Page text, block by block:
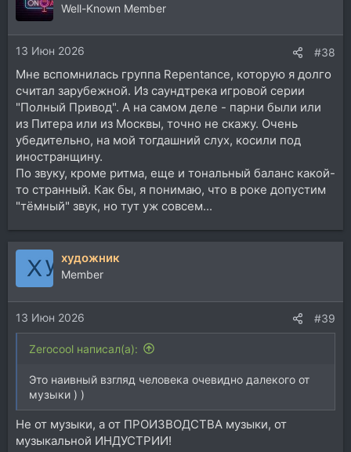
и
и
:
Well-Known Member
13 Июн 2026 #38
Мне вспомнилась группа Repentance, которую я долго
считал зарубежной. Из саундтрека игровой серии
"Полный Привод". А на самом деле - парни были или
из Питера или из Москвы, точно не скажу. Очень
убедительно, на мой тогдашний слух, косили под
иностранщину.
По звуку, кроме ритма, еще и тональный баланс какой-
то странный. Как бы, я понимаю, что в роке допустим
"тёмный" звук, но тут уж совсем...
художник
Member
13 Июн 2026 #39
Zerocool написал(а):
Это наивный взгляд человека очевидно далекого от
музыки ) )
Не от музыки, а от ПРОИЗВОДСТВА музыки, от
музыкальной ИНДУСТРИИ!